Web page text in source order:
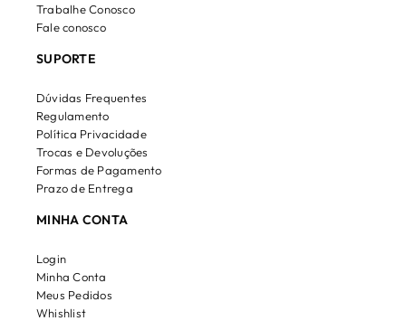
Trabalhe Conosco
Fale conosco
SUPORTE
Dúvidas Frequentes
Regulamento
Política Privacidade
Trocas e Devoluções
Formas de Pagamento
Prazo de Entrega
MINHA CONTA
Login
Minha Conta
Meus Pedidos
Whishlist